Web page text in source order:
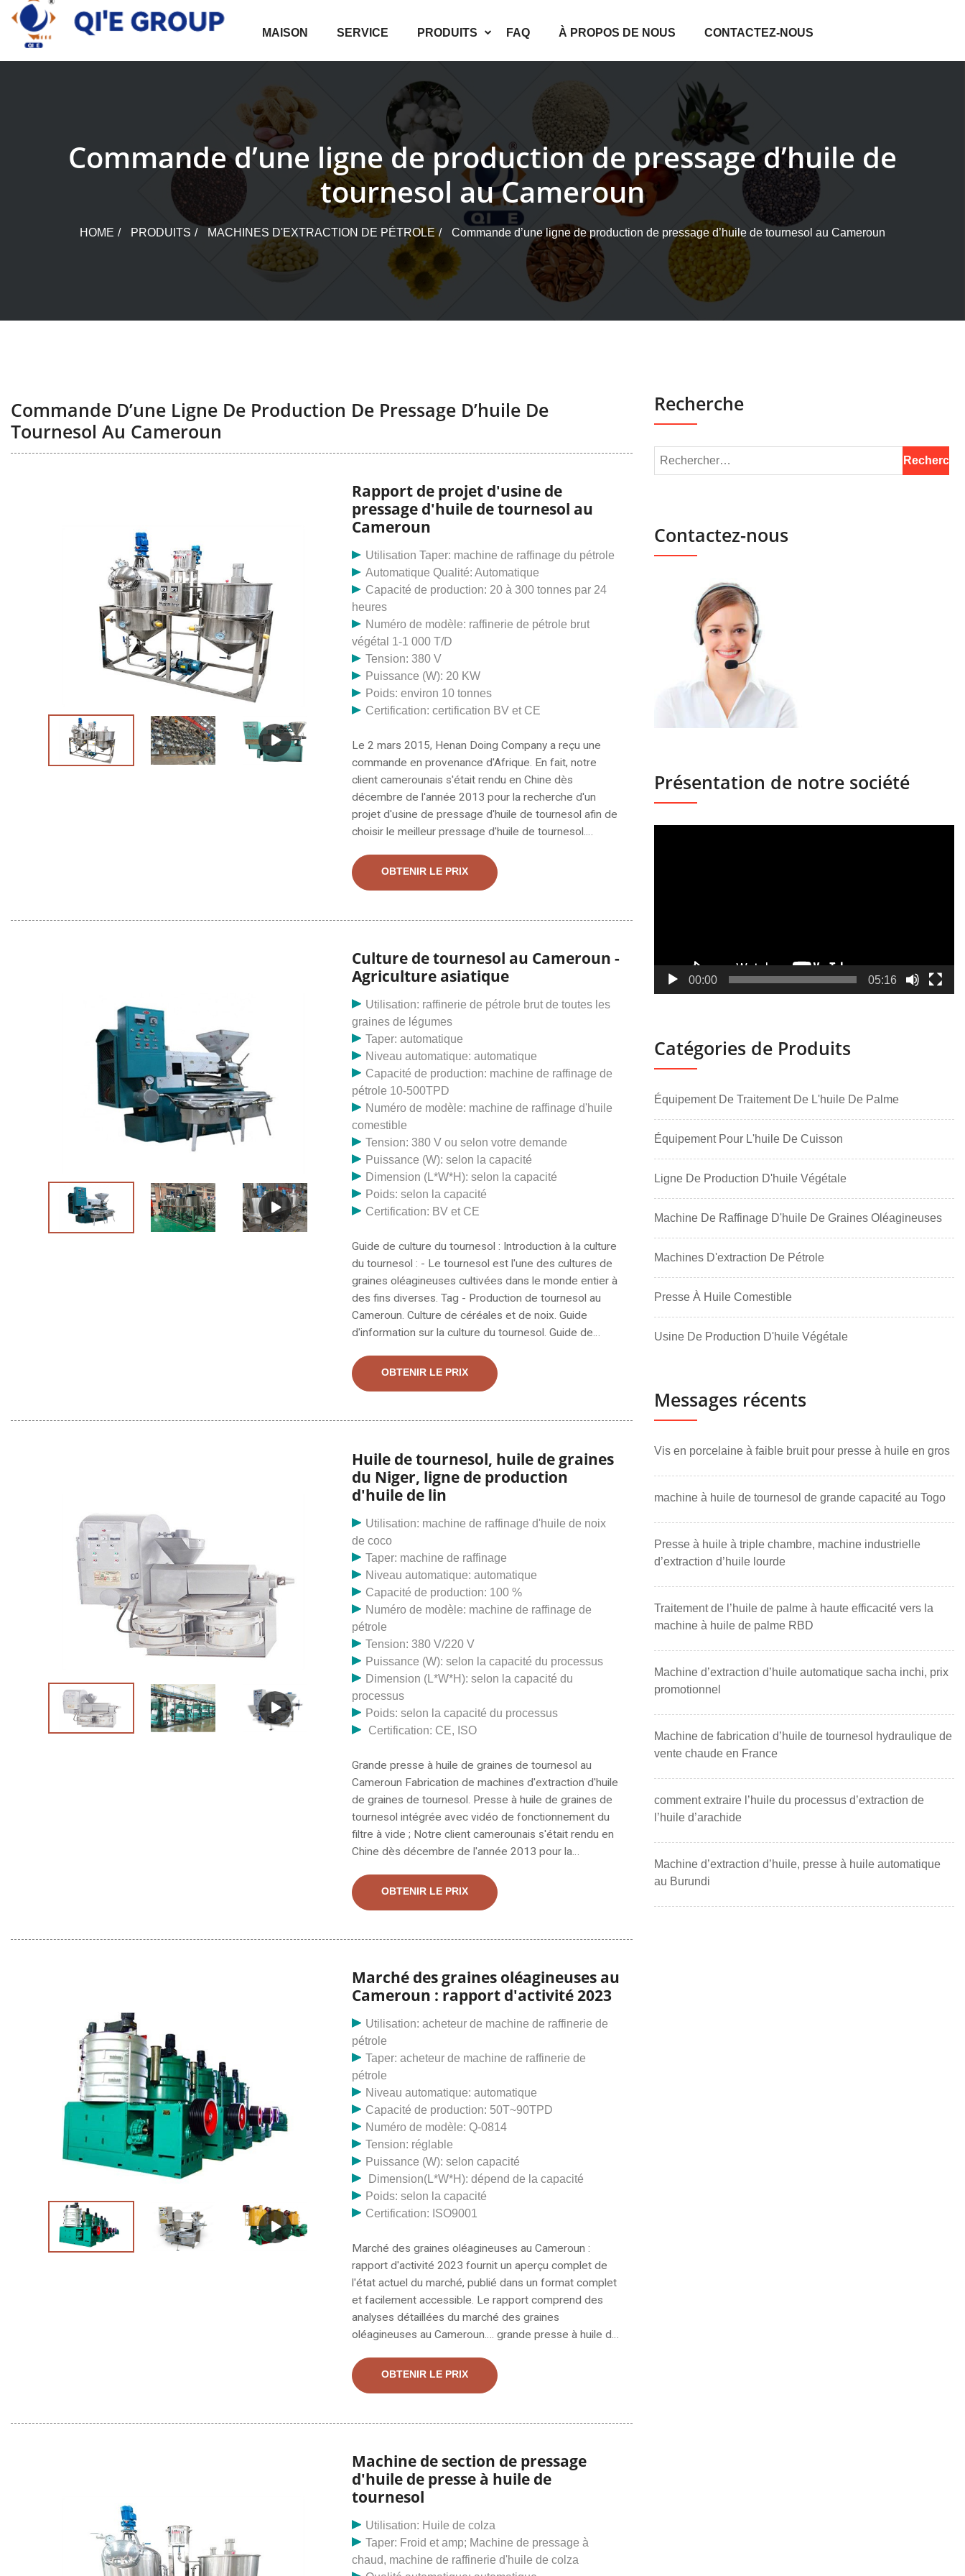
Skip
content
MAISON SERVICE PRODUITS FAQ À PROPOS DE NOUS CONTACTEZ-NOUS
Commande d’une ligne de production de pressage d’huile de
tournesol au Cameroun
HOME PRODUITS MACHINES D'EXTRACTION DE PÉTROLE Commande d’une ligne de production de pressage d’huile de tournesol au Cameroun
Commande D’une Ligne De Production De Pressage D’huile De
Tournesol Au Cameroun
Rapport de projet d'usine de
pressage d'huile de tournesol au
Cameroun
Utilisation Taper: machine de raffinage du pétrole
Automatique Qualité: Automatique
Capacité de production: 20 à 300 tonnes par 24
heures
Numéro de modèle: raffinerie de pétrole brut
végétal 1-1 000 T/D
Tension: 380 V
Puissance (W): 20 KW
Poids: environ 10 tonnes
Certification: certification BV et CE
Le 2 mars 2015, Henan Doing Company a reçu une
commande en provenance d'Afrique. En fait, notre
client camerounais s'était rendu en Chine dès
décembre de l'année 2013 pour la recherche d'un
projet d'usine de pressage d'huile de tournesol afin de
choisir le meilleur pressage d'huile de tournesol.
tournesol au Cameroun. Notre client camerounais
s'était rendu en Chine dès décembre de l'année 2013
de tournesol afin de choisir le meilleur pressage d'huile
OBTENIR LE PRIX
Culture de tournesol au Cameroun -
Agriculture asiatique
Utilisation: raffinerie de pétrole brut de toutes les
graines de légumes
Taper: automatique
Niveau automatique: automatique
Capacité de production: machine de raffinage de
pétrole 10-500TPD
Numéro de modèle: machine de raffinage d'huile
comestible
Tension: 380 V ou selon votre demande
Puissance (W): selon la capacité
Dimension (L*W*H): selon la capacité
Poids: selon la capacité
Certification: BV et CE
Guide de culture du tournesol : Introduction à la culture
du tournesol : - Le tournesol est l'une des cultures de
graines oléagineuses cultivées dans le monde entier à
des fins diverses. Tag - Production de tournesol au
Cameroun. Culture de céréales et de noix. Guide
d'information sur la culture du tournesol. Guide de
tournesol : - Le tournesol est l'une des cultures de
graines oléagineuses cultivées dans le monde entier à
OBTENIR LE PRIX
Huile de tournesol, huile de graines
du Niger, ligne de production
d'huile de lin
Utilisation: machine de raffinage d'huile de noix
de coco
Taper: machine de raffinage
Niveau automatique: automatique
Capacité de production: 100 %
Numéro de modèle: machine de raffinage de
pétrole
Tension: 380 V/220 V
Puissance (W): selon la capacité du processus
Dimension (L*W*H): selon la capacité du
processus
Poids: selon la capacité du processus
Certification: CE, ISO
Grande presse à huile de graines de tournesol au
Cameroun Fabrication de machines d'extraction d'huile
de graines de tournesol. Presse à huile de graines de
tournesol intégrée avec vidéo de fonctionnement du
filtre à vide ; Notre client camerounais s'était rendu en
Chine dès décembre de l'année 2013 pour la
tournesol afin de choisir le meilleur pressage d'huile de
tournesol. Introduction de la presse à huile de graines
professionnelle est une machine d'extraction d'huile
végétale de petite et moyenne taille, le prépressage
continu ZY24 (202-3)
OBTENIR LE PRIX
Marché des graines oléagineuses au
Cameroun : rapport d'activité 2023
Utilisation: acheteur de machine de raffinerie de
pétrole
Taper: acheteur de machine de raffinerie de
pétrole
Niveau automatique: automatique
Capacité de production: 50T~90TPD
Numéro de modèle: Q-0814
Tension: réglable
Puissance (W): selon capacité
Dimension(L*W*H): dépend de la capacité
Poids: selon la capacité
Certification: ISO9001
Marché des graines oléagineuses au Cameroun :
rapport d'activité 2023 fournit un aperçu complet de
l'état actuel du marché, publié dans un format complet
et facilement accessible. Le rapport comprend des
analyses détaillées du marché des graines
oléagineuses au Cameroun…. grande presse à huile de
machines d'extraction d'huile de graines de tournesol.
Presse à huile de graines de tournesol intégrée avec
camerounais s'était rendu en Chine dès décembre de
pressage d'huile de tournesol afin de choisir le meilleur
fabricant d'usine de pressage d'huile de tournesol.
OBTENIR LE PRIX
Machine de section de pressage
d'huile de presse à huile de
tournesol
Utilisation: Huile de colza
Taper: Froid et amp; Machine de pressage à
chaud, machine de raffinerie d'huile de colza
Recherche
Contactez-nous
Présentation de notre société
00:00 05:16
Catégories de Produits
Équipement De Traitement De L'huile De Palme
Équipement Pour L'huile De Cuisson
Ligne De Production D'huile Végétale
Machine De Raffinage D'huile De Graines Oléagineuses
Machines D'extraction De Pétrole
Presse À Huile Comestible
Usine De Production D'huile Végétale
Messages récents
Vis en porcelaine à faible bruit pour presse à huile en gros
machine à huile de tournesol de grande capacité au Togo
Presse à huile à triple chambre, machine industrielle
d’extraction d’huile lourde
Traitement de l’huile de palme à haute efficacité vers la
machine à huile de palme RBD
Machine d’extraction d’huile automatique sacha inchi, prix
promotionnel
Machine de fabrication d’huile de tournesol hydraulique de
vente chaude en France
comment extraire l’huile du processus d’extraction de
l’huile d’arachide
Machine d’extraction d’huile, presse à huile automatique
au Burundi